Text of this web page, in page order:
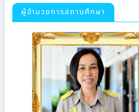
ผู้อำนวยการสถานศึกษา